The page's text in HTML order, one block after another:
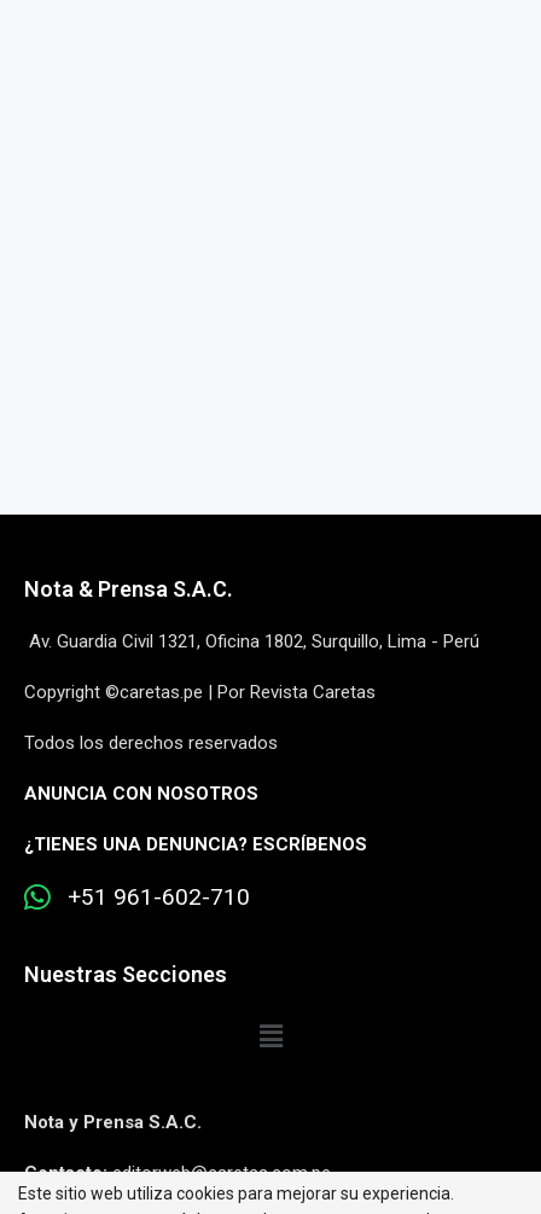
Nota & Prensa S.A.C.
Av. Guardia Civil 1321, Oficina 1802, Surquillo, Lima - Perú
Copyright ©caretas.pe | Por Revista Caretas
Todos los derechos reservados
ANUNCIA CON NOSOTROS
¿TIENES UNA DENUNCIA? ESCRÍBENOS
+51 961-602-710
Nuestras Secciones
Nota y Prensa S.A.C.
Contacto:editorweb@caretas.com.pe
Este sitio web utiliza cookies para mejorar su experiencia.